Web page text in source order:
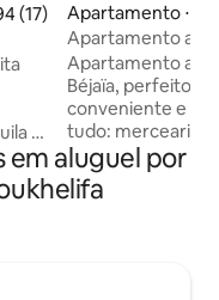
uma avaliação média
(17)
e
Apartamento ⋅
Apartamento
vista para
Apartamento
Béjaïa, perfeito
conveniente e
tudo: mercearia,
farmácia e
curta distância a
apenas 200
em aluguel por